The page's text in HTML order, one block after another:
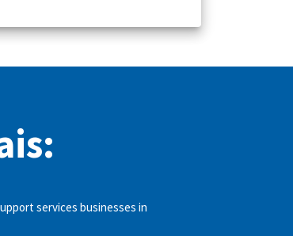
services businesses in